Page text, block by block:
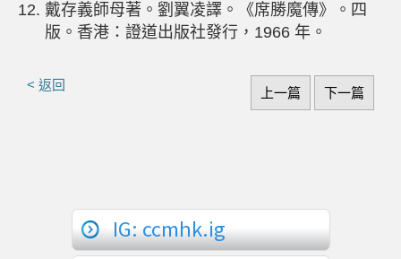
戴存義師母著。劉翼凌譯。《席勝魔傳》。四
版。香港：證道出版社發行，1966 年。
< 返回
上一篇 下一篇
IG: ccmhk.ig